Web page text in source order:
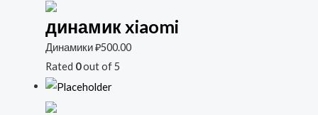
динамик xiaomi
Динамики₽500.00
Rated 0out of 5